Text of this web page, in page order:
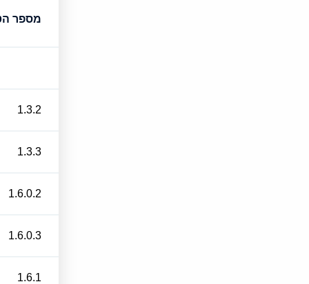
מספר
1.3.2
1.3.3
1.6.0.2
1.6.0.3
1.6.1